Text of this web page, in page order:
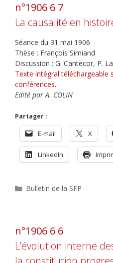
n°1906 6 7
La causalité en
Séance du 31 mai 1906
Thèse : François Simiand
Discussion : G. Cantecor, P.
Texte intégral téléchargeable
conférences.
Edité par A. COLIN
Partager :
E-mail X
LinkedIn
Catégories
Bulletin de la SFP
n°1906 6 6
L’évolution interne